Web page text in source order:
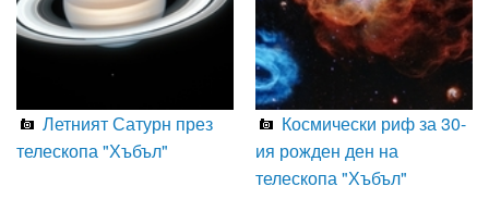
Летният Сатурн през
телескопа "Хъбъл"
Космически риф за 30-
ия рожден ден на
телескопа "Хъбъл"